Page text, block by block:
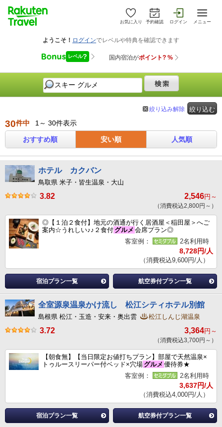
お気に入り 予約確認 ログイン メニュー
絞り込む
絞り込み解除
30件中 1～ 30件表示
おすすめ順 安い順 人気順
ホテル カクバン
鳥取県 米子・皆生温泉・大山
3.82 2,546円～
（消費税込2,800円～）
◎【１泊２食付】地元の酒通が行く居酒屋＜稲田屋＞へご
案内☆うれしい♪♪２食付 グルメ 会席プラン◎
客室例：
2名利用時
8,728円/人
（消費税込9,600円/人）
宿泊プラン一覧 航空券付プラン一覧
全室源泉温泉かけ流し 松江シティホテル別館
島根県 松江・玉造・安来・奥出雲 松江しんじ湖温泉
3.72 3,364円～
（消費税込3,700円～）
【朝食無】【当日限定お値打ちプラン】部屋で天然温泉×
トゥルースリーパー付ベッド×穴場 グルメ 優待券★
客室例：
2名利用時
3,637円/人
（消費税込4,000円/人）
宿泊プラン一覧 航空券付プラン一覧